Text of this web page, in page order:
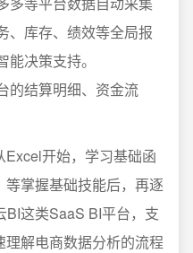
、库存、绩效等全局报
决策支持。
的结算明细、资金流
开始，学习基础函
掌握基础技能后，再逐
这类SaaS BI平台，支
解电商数据分析的流程